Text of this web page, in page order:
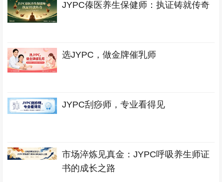
JYPC傣医养生保健师：执证铸就传奇
选JYPC，做金牌催乳师
JYPC刮痧师，专业看得见
市场淬炼见真金：JYPC呼吸养生师证
书的成长之路